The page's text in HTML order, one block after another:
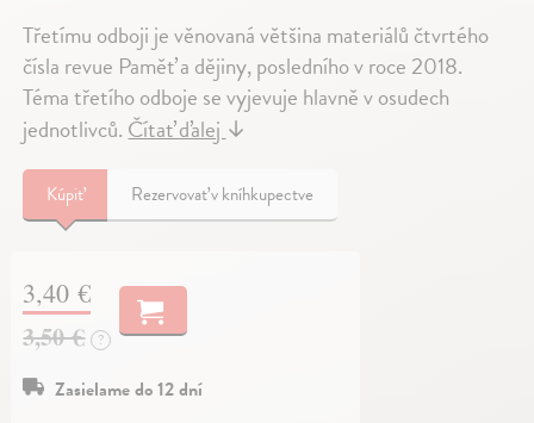
Třetímu odboji je věnovaná většina materiálů čtvrtého
čísla revue Paměť a dějiny, posledního v roce 2018.
Téma třetího odboje se vyjevuje hlavně v osudech
jednotlivců.Čítať ďalej↓
Kúpiť Rezervovať v kníhkupectve
3,40 €
3,50 € ?
Zasielame do 12 dní